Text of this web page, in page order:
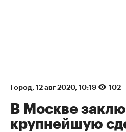
Город⁠, 12 авг 2020, 10:19 102
В Москве
крупнейшую